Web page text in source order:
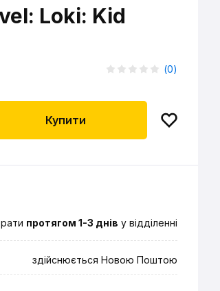
Loki: Kid
(0)
Купити
протягом 1-3 днів у відділенні
здійснюється Новою Поштою